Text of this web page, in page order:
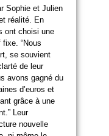
Sophie et Julien
réalité. En
ont choisi une
“Nous
se souvient
de leur
avons gagné du
d’euros et
grâce à une
Leur
nouvelle